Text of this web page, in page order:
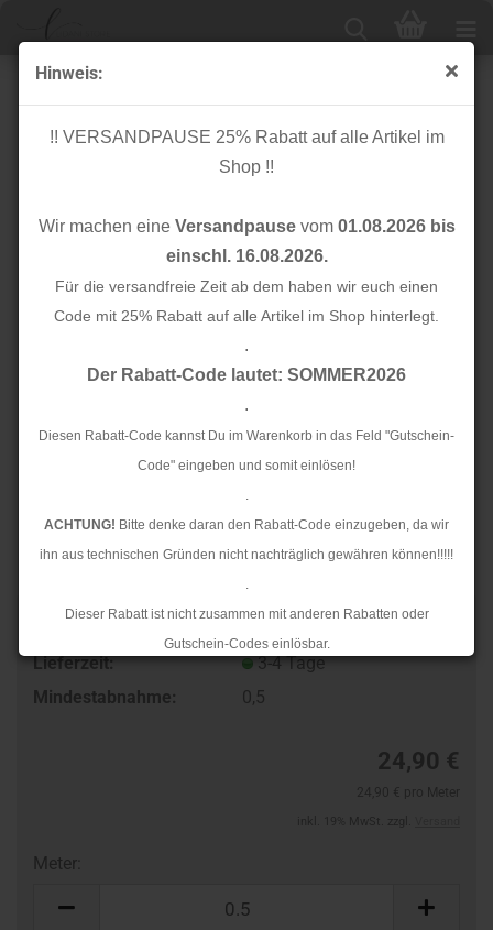
Hinweis:
!! VERSANDPAUSE 25% Rabatt auf alle Artikel im
Shop !!
Wir machen eine Versandpausevom 01.08.2026 bis
einschl. 16.08.2026.
Für die versandfreie Zeit ab dem haben wir euch einen
Code mit 25% Rabatt auf alle Artikel im Shop hinterlegt.
.
Der Rabatt-Code lautet: SOMMER2026
.
Diesen Rabatt-Code kannst Du im Warenkorb in das Feld "Gutschein-
Code" eingeben und somit einlösen!
.
ACHTUNG! Bitte denke daran den Rabatt-Code einzugeben, da wir
ihn aus technischen Gründen nicht nachträglich gewähren können!!!!!
.
Dieser Rabatt ist nicht zusammen mit anderen Rabatten oder
Gutschein-Codes einlösbar.
.
Ab dem 17.08.2026 versenden wir wieder wie gewohnt. Aufgrund des
Bio Sweat - Sally the Snail - Col. 02 - Sally and Friends -
Hamburger Liebe - Albstoffe
Lieferzeit:
3-4 Tage
Mindestabnahme:
0,5
24,90 €
Meter: